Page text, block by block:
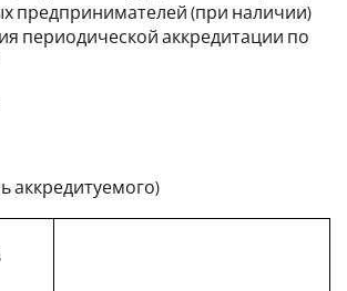
предпринимателей (при наличии)
периодической аккредитации по
аккредитуемого)